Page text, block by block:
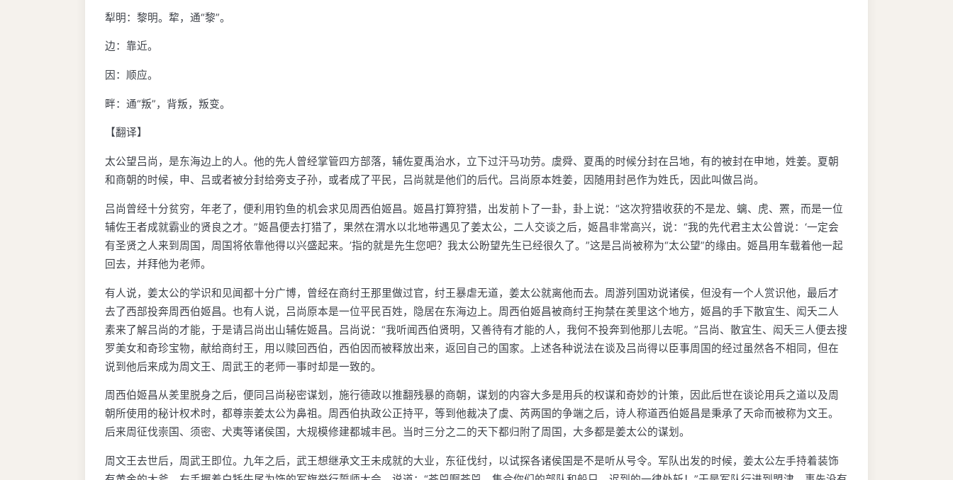
犁明：黎明。犂，通“黎”。
边：靠近。
因：顺应。
畔：通“叛”，背叛，叛变。
【翻译】
太公望吕尚，是东海边上的人。他的先人曾经掌管四方部落，辅佐夏禹治水，立下过汗马功劳。虞舜、夏禹的时候分封在吕地，有的被封在申地，姓姜。夏朝
和商朝的时候，申、吕或者被分封给旁支子孙，或者成了平民，吕尚就是他们的后代。吕尚原本姓姜，因随用封邑作为姓氏，因此叫做吕尚。
吕尚曾经十分贫穷，年老了，便利用钓鱼的机会求见周西伯姬昌。姬昌打算狩猎，出发前卜了一卦，卦上说：“这次狩猎收获的不是龙、螭、虎、罴，而是一位
辅佐王者成就霸业的贤良之才。”姬昌便去打猎了，果然在渭水以北地带遇见了姜太公，二人交谈之后，姬昌非常高兴，说：“我的先代君主太公曾说：‘一定会
有圣贤之人来到周国，周国将依靠他得以兴盛起来。’指的就是先生您吧？我太公盼望先生已经很久了。”这是吕尚被称为“太公望”的缘由。姬昌用车载着他一起
回去，并拜他为老师。
有人说，姜太公的学识和见闻都十分广博，曾经在商纣王那里做过官，纣王暴虐无道，姜太公就离他而去。周游列国劝说诸侯，但没有一个人赏识他，最后才
去了西部投奔周西伯姬昌。也有人说，吕尚原本是一位平民百姓，隐居在东海边上。周西伯姬昌被商纣王拘禁在羑里这个地方，姬昌的手下散宜生、闳夭二人
素来了解吕尚的才能，于是请吕尚出山辅佐姬昌。吕尚说：“我听闻西伯贤明，又善待有才能的人，我何不投奔到他那儿去呢。”吕尚、散宜生、闳夭三人便去搜
罗美女和奇珍宝物，献给商纣王，用以赎回西伯，西伯因而被释放出来，返回自己的国家。上述各种说法在谈及吕尚得以臣事周国的经过虽然各不相同，但在
说到他后来成为周文王、周武王的老师一事时却是一致的。
周西伯姬昌从羑里脱身之后，便同吕尚秘密谋划，施行德政以推翻残暴的商朝，谋划的内容大多是用兵的权谋和奇妙的计策，因此后世在谈论用兵之道以及周
朝所使用的秘计权术时，都尊崇姜太公为鼻祖。周西伯执政公正持平，等到他裁决了虞、芮两国的争端之后，诗人称道西伯姬昌是秉承了天命而被称为文王。
后来周征伐崇国、须密、犬夷等诸侯国，大规模修建都城丰邑。当时三分之二的天下都归附了周国，大多都是姜太公的谋划。
周文王去世后，周武王即位。九年之后，武王想继承文王未成就的大业，东征伐纣，以试探各诸侯国是不是听从号令。军队出发的时候，姜太公左手持着装饰